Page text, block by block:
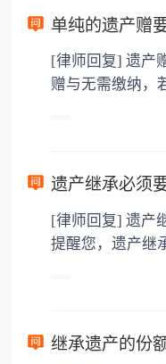
单纯的遗产赠
[律师回复] 遗产赠予不一定要缴税。单纯的遗产
赠与无需缴纳，
所得税、契税和
要缴纳公证费，具体如下：
3. 印花税：按房屋
地增值税：按房价1%缴纳 5.
遗产继承必须
[律师回复] 遗产继承不是必须要公证。法律快车
提醒您，遗产继
下都是不需要公
以防对财产继承
继承遗产的份